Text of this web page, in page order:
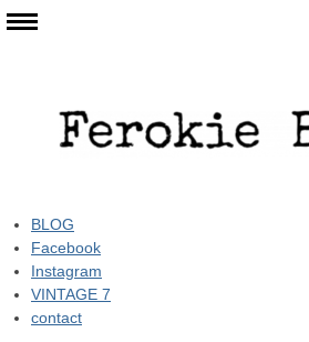
BLOG
Facebook
Instagram
VINTAGE 7
contact